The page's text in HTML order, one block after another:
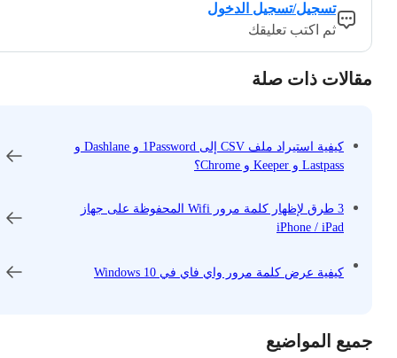
تسجيل/تسجيل الدخول
ثم اكتب تعليقك
مقالات ذات صلة
كيفية استيراد ملف CSV إلى 1Password و Dashlane و
Lastpass و Keeper و Chrome؟
3 طرق لإظهار كلمة مرور Wifi المحفوظة على جهاز
iPhone / iPad
كيفية عرض كلمة مرور واي فاي في Windows 10
جميع المواضيع